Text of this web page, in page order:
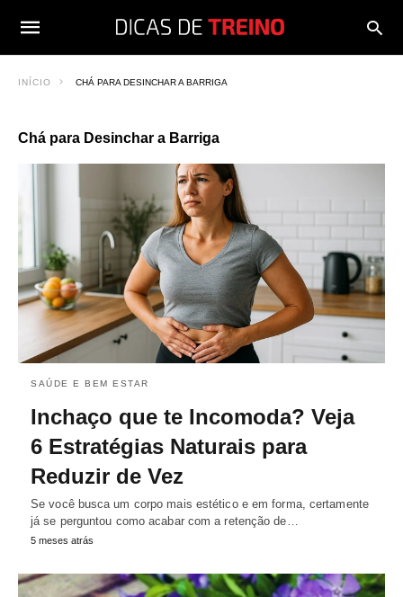
INÍCIO CHÁ PARA DESINCHAR A BARRIGA
Chá para Desinchar a Barriga
SAÚDE E BEM ESTAR
Inchaço que te Incomoda? Veja
6 Estratégias Naturais para
Reduzir de Vez
Se você busca um corpo mais estético e em forma, certamente
já se perguntou como acabar com a retenção de…
5 meses atrás